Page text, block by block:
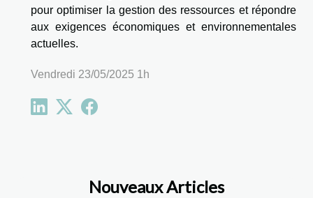
Nouveaux Articles
pour optimiser la gestion des ressources et répondre
aux exigences économiques et environnementales
actuelles.
Vendredi 23/05/2025 1h